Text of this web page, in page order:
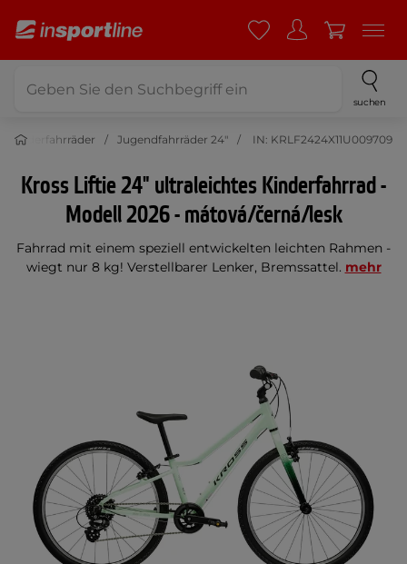
suchen
Kinderfahrräder Jugendfahrräder 24" IN: KRLF2424X11U009709
Kross Liftie 24" ultraleichtes Kinderfahrrad -
Modell 2026 - mátová/černá/lesk
Fahrrad mit einem speziell entwickelten leichten Rahmen -
wiegt nur 8 kg! Verstellbarer Lenker, Bremssattel. mehr